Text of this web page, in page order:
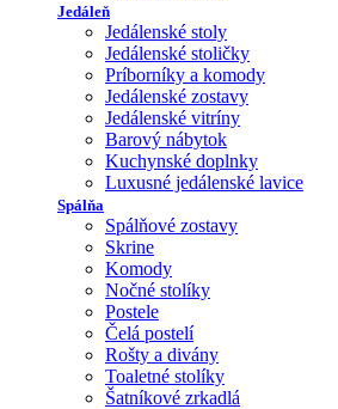
Jedáleň
Jedálenské stoly
Jedálenské stoličky
Príborníky a komody
Jedálenské zostavy
Jedálenské vitríny
Barový nábytok
Kuchynské doplnky
Luxusné jedálenské lavice
Spálňa
Spálňové zostavy
Skrine
Komody
Nočné stolíky
Postele
Čelá postelí
Rošty a divány
Toaletné stolíky
Šatníkové zrkadlá